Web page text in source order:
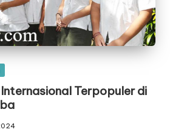
Terpopuler di